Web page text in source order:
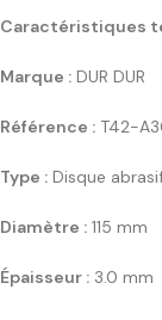
Caractéristiques
Marque : DUR DUR
Référence : T42-
Type : Disque
Diamètre : 115 mm
Épaisseur : 3.0 mm